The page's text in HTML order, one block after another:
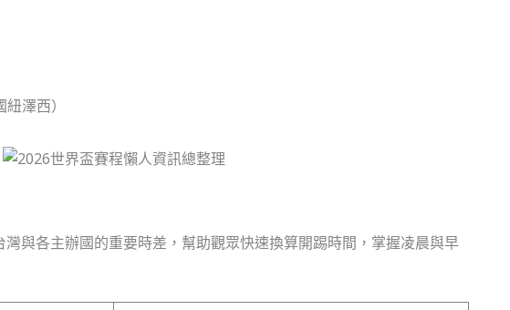
澤西）
與各主辦國的重要時差，幫助觀眾快速換算開踢時間，掌握凌晨與早